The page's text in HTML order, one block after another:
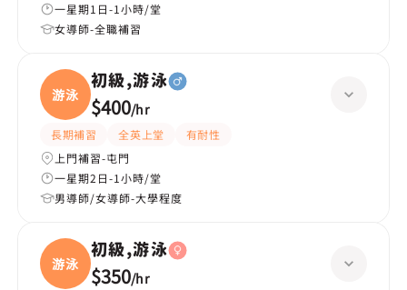
一星期1日-1小時/堂
女導師-全職補習
游泳
初級,游泳
$400/hr
長期補習 全英上堂
有耐性
上門補習-屯門
一星期2日-1小時/堂
男導師/女導師-大學程度
游泳
初級,游泳
$350/hr